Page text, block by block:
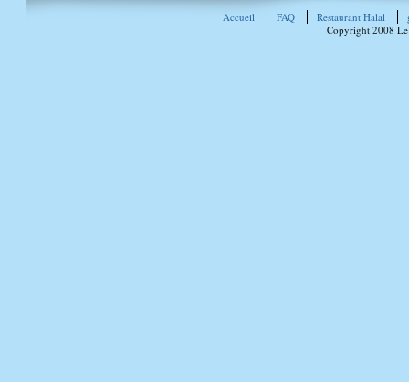
Accueil FAQ Restaurant Halal
Copyright 2008